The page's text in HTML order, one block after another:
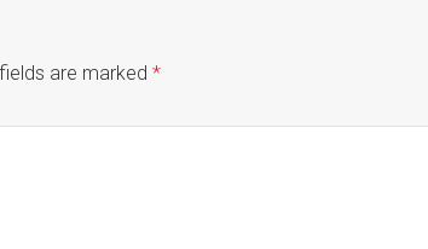
are marked *